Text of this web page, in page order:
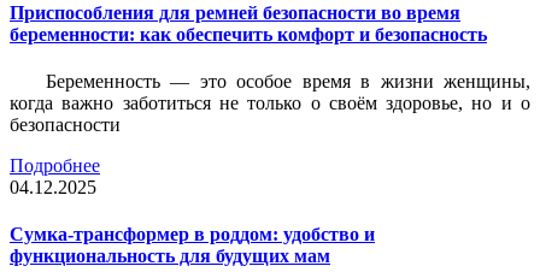
Приспособления для ремней безопасности во время
беременности: как обеспечить комфорт и безопасность
Беременность — это особое время в жизни женщины,
когда важно заботиться не только о своём здоровье, но и о
безопасности
Подробнее
04.12.2025
Сумка-трансформер в роддом: удобство и
функциональность для будущих мам